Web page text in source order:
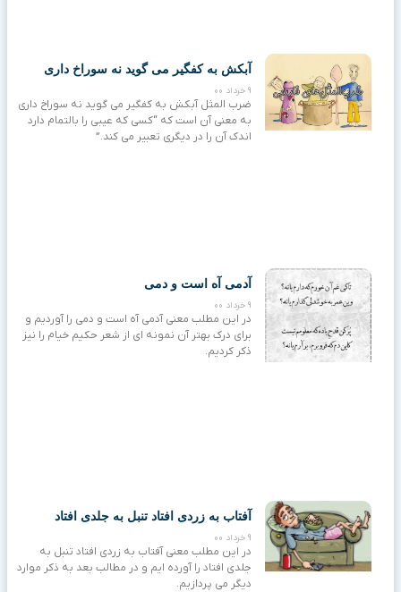
آبکش به کفگیر می گوید نه سوراخ داری
9 خرداد 00
ضرب المثل آبکش به کفگیر می گوید نه سوراخ داری
به معنی آن است که “کسی که عیبی را بالتمام دارد
اندک آن را در دیگری تعبیر می کند.”
آدمی آه است و دمی
9 خرداد 00
در این مطلب معنی آدمی آه است و دمی را آوردیم و
برای درک بهتر آن نمونه ای از شعر حکیم خیام را نیز
ذکر کردیم.
آفتاب به زردی افتاد تنبل به جلدی افتاد
9 خرداد 00
در این مطلب معنی آفتاب به زردی افتاد تنبل به
جلدی افتاد را آورده ایم و در مطالب بعد به ذکر موارد
دیگر می پردازیم.